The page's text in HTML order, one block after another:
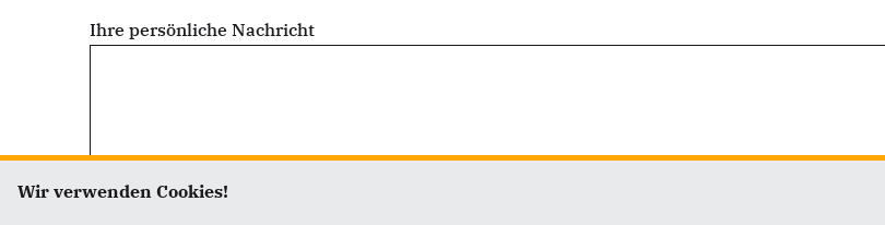
Ihre persönliche Nachricht
Wir verwenden Cookies!